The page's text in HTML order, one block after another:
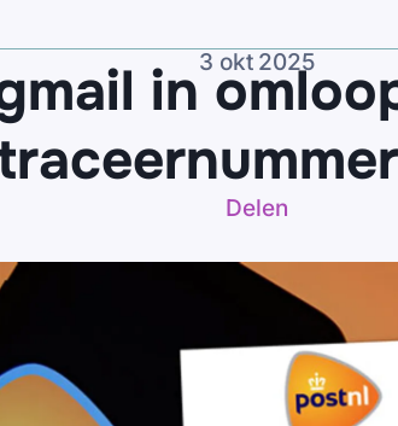
3 okt 2025
in
Delen